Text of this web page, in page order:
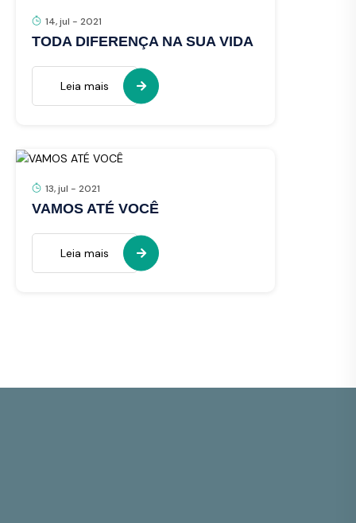
14, jul - 2021
TODA DIFERENÇA NA SUA VIDA
Leia mais
13, jul - 2021
VAMOS ATÉ VOCÊ
Leia mais